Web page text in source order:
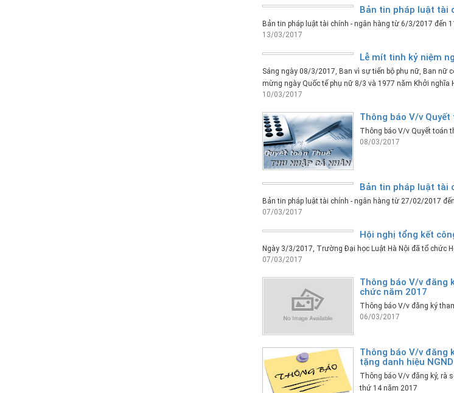
Bản tin pháp luật tài
Bản tin pháp luật tài chính - ngân hàng từ 6/3/2017 đến
13/03/2017
Lễ mít tinh kỷ niệm
Sáng ngày 08/3/2017, Ban vì sự tiến bộ phụ nữ, Ban nữ
mừng ngày Quốc tế phụ nữ 8/3 và 1977 năm Khởi nghĩa
10/03/2017
Thông báo V/v
Thông báo V/v Quyết toán
08/03/2017
Bản tin pháp luật tài
Bản tin pháp luật tài chính - ngân hàng từ 27/02/2017
07/03/2017
Hội nghị tổng kết
Ngày 3/3/2017, Trường Đại học Luật Hà Nội đã tổ chức
07/03/2017
Thông báo V/v đăng
chức năm 2017
Thông báo V/v đăng ký
06/03/2017
Thông báo V/v đăng
tặng danh hiệu
Thông báo V/v đăng ký, rà
thứ 14 năm 2017